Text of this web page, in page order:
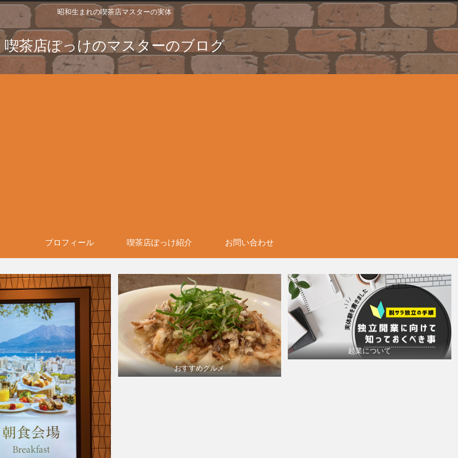
昭和生まれの喫茶店マスターの実体
喫茶店ぽっけのマスターのブログ
プロフィール 喫茶店ぽっけ紹介 お問い合わせ
おすすめグルメ
起業について